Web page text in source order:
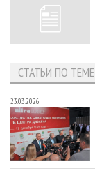
СТАТЬИ ПО ТЕМЕ
23.03.2026